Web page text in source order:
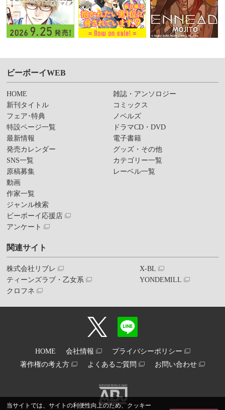
当サイトでは、サイトの利便性向上のため、クッキー
ビーボーイWEB
HOME
新刊タイトル
フェア･特典
特設ページ一覧
最新情報
発売カレンダー
SNS一覧
原稿募集
動画
作家一覧
ジャンル検索
ビーボーイ応援店
アンケート
雑誌・アンソロジー
コミックス
ノベルズ
ドラマCD・DVD
電子書籍
グッズ・その他
カテゴリー一覧
レーベル一覧
関連サイト
株式会社リブレ
ティーンズラブ・乙女系
クロフネ
X-BL
YONDEMILL
HOME 会社情報
プライバシーポリシー
著作権の考え方
よくあるご質問 お問い合わせ